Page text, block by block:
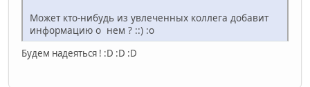
Может кто-нибудь из увлеченных коллега добавит
информацию о нем ? ::) :o
Будем надеяться ! :D :D :D